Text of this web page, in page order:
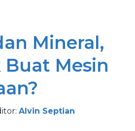
Mineral,
Buat Mesin
Alvin Septian